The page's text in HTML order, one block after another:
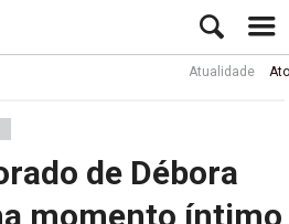
Atualidade Ator Rui
de Débora
momento íntimo